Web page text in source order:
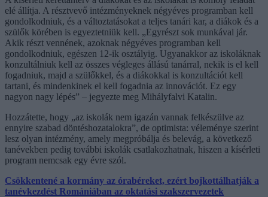
elé állítja. A résztvevő intézményeknek négyéves programban kell
gondolkodniuk, és a változtatásokat a teljes tanári kar, a diákok és a
szülők körében is egyeztetniük kell. „Egyrészt sok munkával jár.
Akik részt vennének, azoknak négyéves programban kell
gondolkodniuk, egészen 12-ik osztályig. Ugyanakkor az iskoláknak
konzultálniuk kell az összes végleges állású tanárral, nekik is el kell
fogadniuk, majd a szülőkkel, és a diákokkal is konzultációt kell
tartani, és mindenkinek el kell fogadnia az innovációt. Ez egy
nagyon nagy lépés” – jegyezte meg Mihályfalvi Katalin.
Hozzátette, hogy „az iskolák nem igazán vannak felkészülve az
ennyire szabad döntéshozatalokra”, de optimista: véleménye szerint
lesz olyan intézmény, amely megpróbálja és belevág, a következő
tanévekben pedig további iskolák csatlakozhatnak, hiszen a kísérleti
program nemcsak egy évre szól.
Csökkentené a kormány az órabéreket, ezért bojkottálhatják a
tanévkezdést Romániában az oktatási szakszervezetek